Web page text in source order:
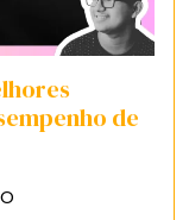
de